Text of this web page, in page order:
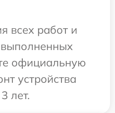
всех работ и
официальную
устройства
лет.